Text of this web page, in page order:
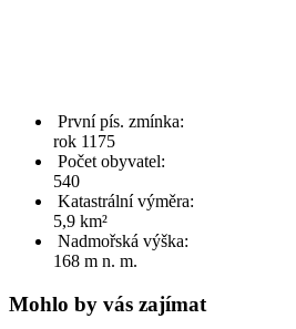
První pís. zmínka:
rok 1175
Počet obyvatel:
540
Katastrální výměra:
5,9 km²
Nadmořská výška:
168 m n. m.
Mohlo by vás zajímat